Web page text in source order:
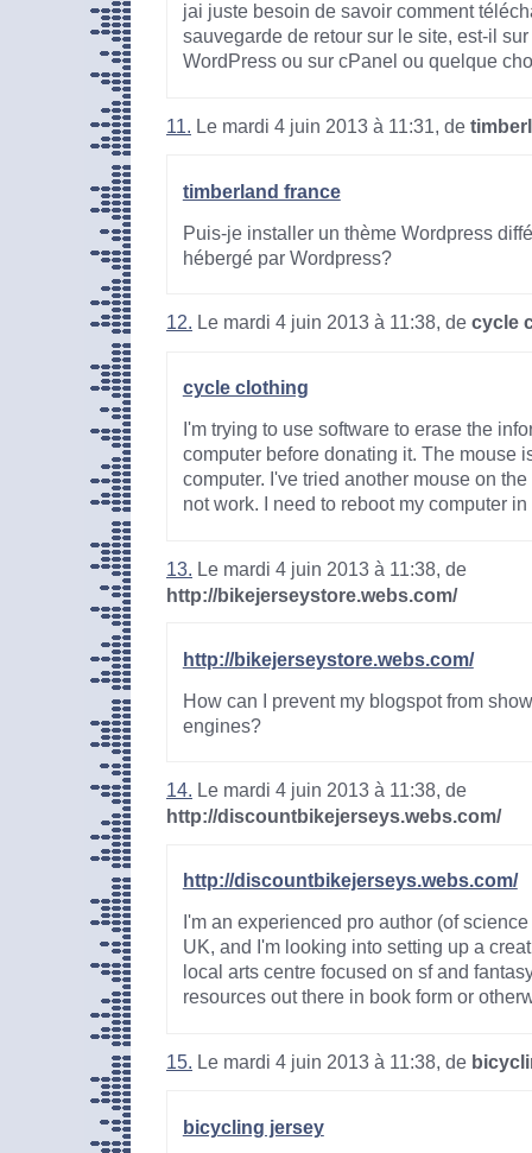
jai juste besoin de savoir comment
sauvegarde de retour sur le site, est-il
WordPress ou sur cPanel ou quelque
11. Le mardi 4 juin 2013 à 11:31, de
timberland france
Puis-je installer un thème Wordpress
hébergé par Wordpress?
12. Le mardi 4 juin 2013 à 11:38, de cycle
cycle clothing
I'm trying to use software to erase the
computer before donating it. The mouse
computer. I've tried another mouse on
not work. I need to reboot my computer in
13. Le mardi 4 juin 2013 à 11:38, de
http://bikejerseystore.webs.com/
http://bikejerseystore.webs.com/
How can I prevent my blogspot from
engines?
14. Le mardi 4 juin 2013 à 11:38, de
http://discountbikejerseys.webs.com/
http://discountbikejerseys.webs.com/
I'm an experienced pro author (of
UK, and I'm looking into setting up a
local arts centre focused on sf and
resources out there in book form or
15. Le mardi 4 juin 2013 à 11:38, de
bicycling jersey